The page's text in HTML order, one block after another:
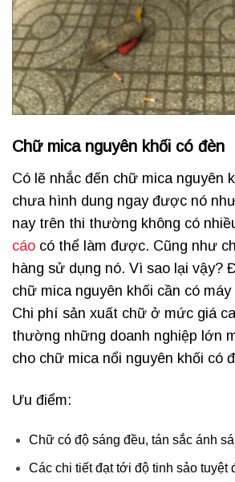
Chữ mica nguyên khối có đèn
Có lẽ nhắc đến chữ mica nguyên
chưa hình dung ngay được nó
nay trên thi thường không có
cáo có thể làm được. Cũng như
hàng sử dụng nó. Vì sao lại vậy?
chữ mica nguyên khối cần có
Chi phí sản xuất chữ ở mức giá
thường những doanh nghiệp lớn
cho chữ mica nổi nguyên khối có
Ưu điểm:
Chữ có độ sáng đều, tán sắc ánh
Các chi tiết đạt tới độ tinh sảo tuyệt